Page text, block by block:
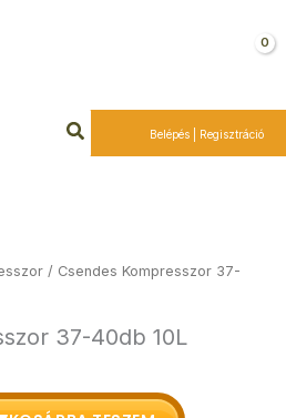
Belépés | Regisztráció
/ Csendes Kompresszor 37-
37-40db 10L